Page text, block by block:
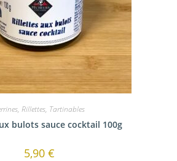
Rillettes, Tartinables
bulots sauce cocktail 100g
5,90 €